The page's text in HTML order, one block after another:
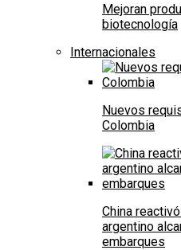
Mejoran
biotecnología
Internacionales
Nuevos
Colombia
China
argentino
embarques